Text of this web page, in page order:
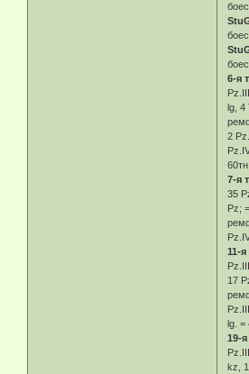
6-я
lg, 4
2
7-я
35
Pz;
11-я
17
lg. =
19-
kz,